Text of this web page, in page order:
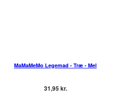
MaMaMeMo Legemad - Træ - Mel
31,95 kr.